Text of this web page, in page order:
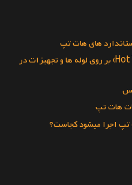
های هات تپ
روش جوشکاری هات تپ (Hot Tapping) بر روی لوله ها و تجهیزات در
هات تپ
تپ اجرا میشود کجاست؟